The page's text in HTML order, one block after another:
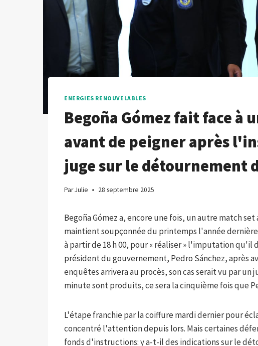
ENERGIES RENOUVELABLES
Begoña Gómez fait face à
avant de peigner après
juge sur le détournement
ParJulie 28 septembre 2025
Begoña Gómez a, encore une fois, un autre match
maintient soupçonnée du printemps l'année
à partir de 18 h 00, pour « réaliser » l'imputation
président du gouvernement, Pedro Sánchez, après
enquêtes arrivera au procès, son cas serait vu par
minute sont produits, ce sera la cinquième fois que
L'étape franchie par la coiffure mardi dernier pour
concentré l'attention depuis lors. Mais certaines
fonds d'instructions: y a-t-il des indications sur le